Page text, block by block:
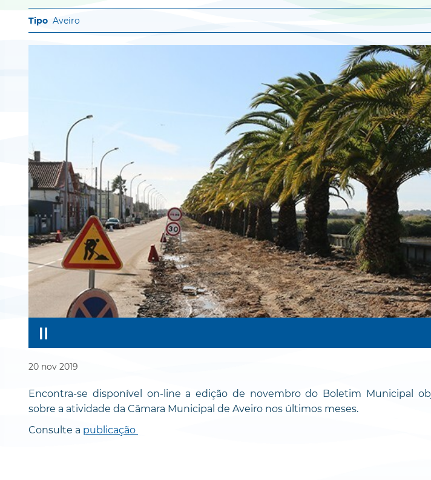
Aveiro
20 nov 2019
Encontra-se disponível on-line a edição de novembro do Boletim Municipal
sobre a atividade da Câmara Municipal de Aveiro nos últimos meses.
Consulte a publicação